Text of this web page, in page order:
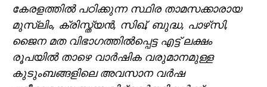
കേരളത്തിൽ പഠിക്കുന്ന സ്ഥിര താമസക്കാരായ
മുസ്ലിം, ക്രിസ്ത്യൻ, സിഖ്, ബുദ്ധ, പാഴ്‌സി,
ജൈന മത വിഭാഗത്തിൽപ്പെട്ട എട്ട് ലക്ഷം
രൂപയിൽ താഴെ വാർഷിക വരുമാനമുള്ള
കുടുംബങ്ങളിലെ അവസാന വർഷ